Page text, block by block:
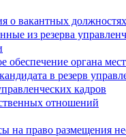
о вакантных
из резерва
обеспечение органа
в резерв
кадров
отношений
на право размещения